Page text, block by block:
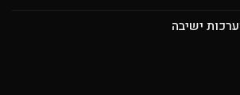
ישיבה